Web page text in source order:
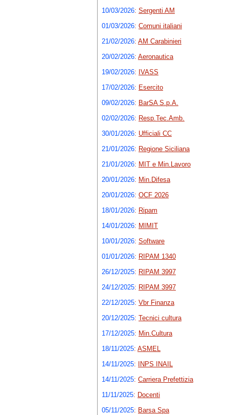
10/03/2026: Sergenti AM
01/03/2026: Comuni italiani
21/02/2026: AM Carabinieri
20/02/2026: Aeronautica
19/02/2026: IVASS
17/02/2026: Esercito
09/02/2026: BarSA S.p.A.
02/02/2026: Resp.Tec.Amb.
30/01/2026: Ufficiali CC
21/01/2026: Regione Siciliana
21/01/2026: MIT e Min.Lavoro
20/01/2026: Min.Difesa
20/01/2026: OCF 2026
18/01/2026: Ripam
14/01/2026: MIMIT
10/01/2026: Software
01/01/2026: RIPAM 1340
26/12/2025: RIPAM 3997
24/12/2025: RIPAM 3997
22/12/2025: Vbr Finanza
20/12/2025: Tecnici cultura
17/12/2025: Min.Cultura
18/11/2025: ASMEL
14/11/2025:
INPS INAIL
14/11/2025: Carriera Prefettizia
11/11/2025: Docenti
05/11/2025: Barsa Spa